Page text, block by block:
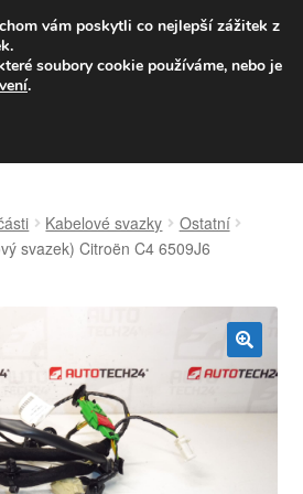
od 139,-Kč
9-16 704 494 494
Kabelové svazky
Ostatní
svazek) Citroën C4 6509J6
🔍
vám poskytli co nejlepší zážitek z
soubory cookie používáme, nebo je
.